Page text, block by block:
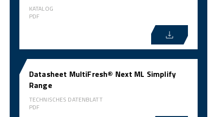
KATALOG
PDF
Datasheet MultiFresh® Next ML Simplify
Range
TECHNISCHES DATENBLATT
PDF